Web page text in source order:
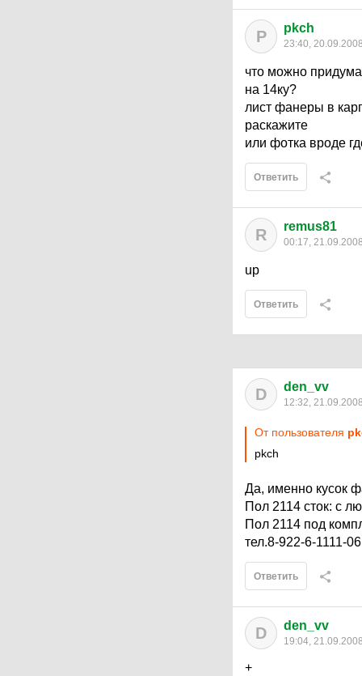
P pkch
23:40, 20.09.2008
что можно
на 14ку?
лист фанеры в
раскажите
или фотка вроде
Ответить
R remus81
00:17, 21.09.2008
up
Ответить
D den_vv
12:32, 21.09.2008
От пользователя
pkch
Да, именно кусок
Пол 2114 сток: с
Пол 2114 под
тел.8-922-6-1111-06
Ответить
D den_vv
19:04, 21.09.2008
+